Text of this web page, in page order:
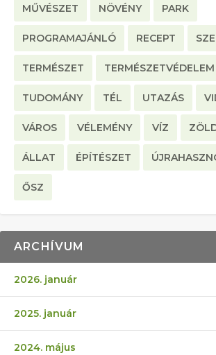
MŰVÉSZET NÖVÉNY PARK
PROGRAMAJÁNLÓ RECEPT
TERMÉSZET TERMÉSZETVÉDELEM
TUDOMÁNY TÉL UTAZÁS
VÁROS VÉLEMÉNY VÍZ
ÁLLAT ÉPÍTÉSZET
ŐSZ
ARCHÍVUM
2026. január
2025. január
2024. május